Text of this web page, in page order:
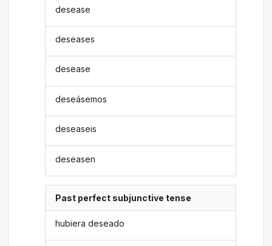
desease
deseases
desease
deseásemos
deseaseis
deseasen
Past perfect subjunctive tense
hubiera deseado